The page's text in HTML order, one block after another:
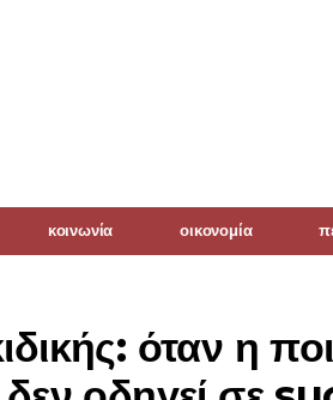
κοινωνία οικονομία
όταν η